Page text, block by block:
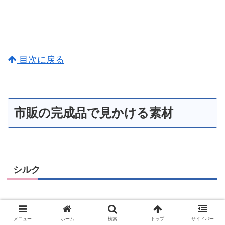
目次に戻る
市販の完成品で見かける素材
シルク
冷え取りの素材でよく見かけるシルクは、おりもの
メニュー ホーム 検索 トップ サイドバー